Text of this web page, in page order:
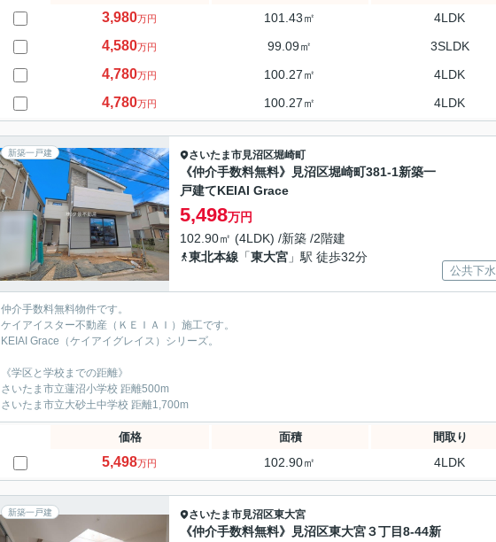
3,980万円 101.43㎡ 4LDK
4,580万円 99.09㎡ 3SLDK
4,780万円 100.27㎡ 4LDK
4,780万円 100.27㎡ 4LDK
新築一戸建 さいたま市見沼区堀崎町
《仲介手数料無料》見沼区堀崎町381-1新築一
戸建て‎KEIAI Grace
5,498万円
102.90㎡ (4LDK) /新築 /2階建
東北本線 「東大宮 」駅 徒歩32分
公共下水
仲介手数料無料物件です。
ケイアイスター不動産（ＫＥＩＡＩ）施工です。
‎KEIAI Grace（ケイアイグレイス）シリーズ。
《学区と学校までの距離》
さいたま市立蓮沼小学校 距離500m
さいたま市立大砂土中学校 距離1,700m
価格 面積 間取り
5,498万円 102.90㎡ 4LDK
新築一戸建 さいたま市見沼区東大宮
《仲介手数料無料》見沼区東大宮３丁目8-44新